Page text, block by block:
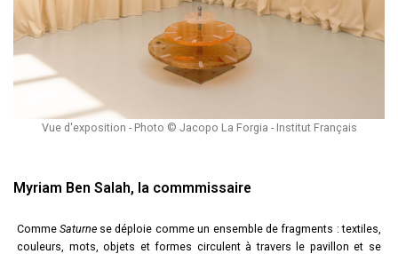
Vue d'exposition - Photo © Jacopo La Forgia - Institut Français
Myriam Ben Salah, la commmissaire
Comme Saturne se déploie comme un ensemble de fragments : textiles,
couleurs, mots, objets et formes circulent à travers le pavillon et se